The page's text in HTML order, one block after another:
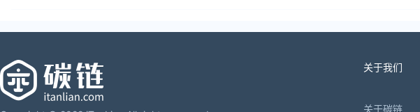
关于我们
关于碳链